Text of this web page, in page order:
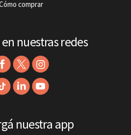
comprar
nuestras redes
nuestra app